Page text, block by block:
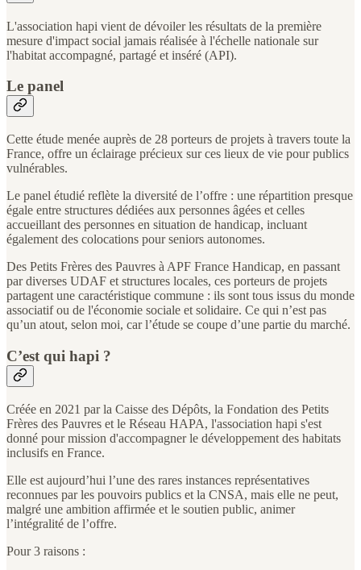
L'association hapi vient de dévoiler les résultats de la première
mesure d'impact social jamais réalisée à l'échelle nationale sur
l'habitat accompagné, partagé et inséré (API).
Le panel
Cette étude menée auprès de 28 porteurs de projets à travers toute la
France, offre un éclairage précieux sur ces lieux de vie pour publics
vulnérables.
Le panel étudié reflète la diversité de l’offre : une répartition presque
égale entre structures dédiées aux personnes âgées et celles
accueillant des personnes en situation de handicap, incluant
également des colocations pour seniors autonomes.
Des Petits Frères des Pauvres à APF France Handicap, en passant
par diverses UDAF et structures locales, ces porteurs de projets
partagent une caractéristique commune : ils sont tous issus du monde
associatif ou de l'économie sociale et solidaire. Ce qui n’est pas
qu’un atout, selon moi, car l’étude se coupe d’une partie du marché.
C’est qui hapi ?
Créée en 2021 par la Caisse des Dépôts, la Fondation des Petits
Frères des Pauvres et le Réseau HAPA, l'association hapi s'est
donné pour mission d'accompagner le développement des habitats
inclusifs en France.
Elle est aujourd’hui l’une des rares instances représentatives
reconnues par les pouvoirs publics et la CNSA, mais elle ne peut,
malgré une ambition affirmée et le soutien public, animer
l’intégralité de l’offre.
Pour 3 raisons :